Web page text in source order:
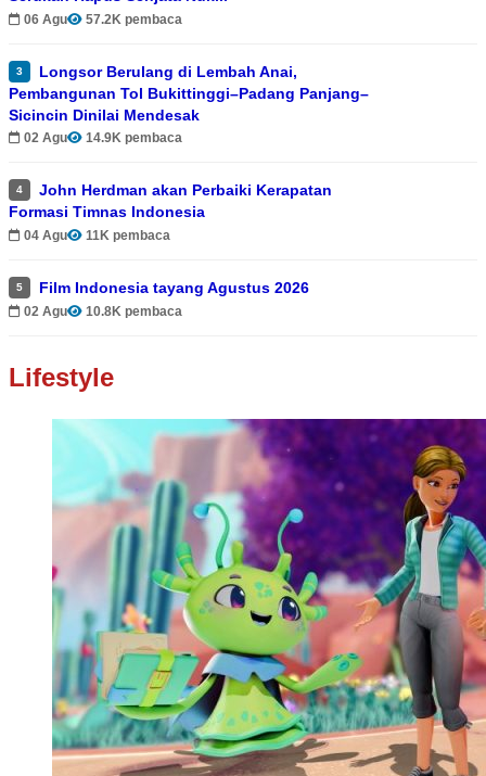
06 Agu 57.2K pembaca
3
Longsor Berulang di Lembah Anai,
Pembangunan Tol Bukittinggi–Padang Panjang–
Sicincin Dinilai Mendesak
02 Agu 14.9K pembaca
4
John Herdman akan Perbaiki Kerapatan
Formasi Timnas Indonesia
04 Agu 11K pembaca
5 Film Indonesia tayang Agustus 2026
02 Agu 10.8K pembaca
Lifestyle